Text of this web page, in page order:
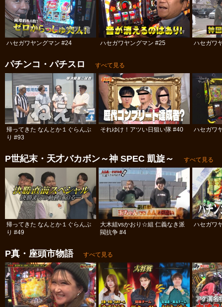
ハセガワヤングマン #24 ハセガワヤングマン #25 ハセガワ
パチンコ・パチスロ すべて見る
帰ってきた なんとか１ぐらんぷ
り #93
それゆけ！アツい日狙い隊 #40 ハセガワ
P世紀末・天才バカボン～神 SPEC 凱旋～ すべて見る
帰ってきた なんとか１ぐらんぷ
り #49
大木組vsかおり☆組 仁義なき派
閥抗争 #4
ハセガワ
P真・座頭市物語 すべて見る